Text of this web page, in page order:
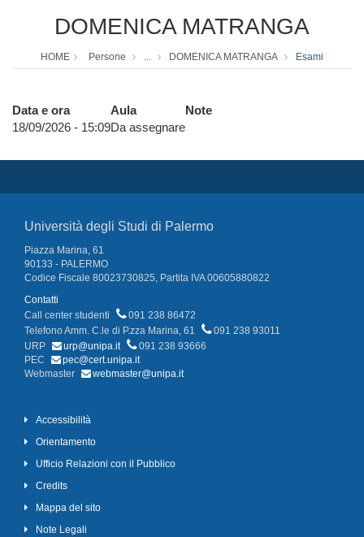
DOMENICA MATRANGA
HOME Persone ... DOMENICA MATRANGA Esami
Data e ora Aula
Note
18/09/2026 - 15:09Da assegnare
Università degli Studi di Palermo
Piazza Marina, 61
90133 - PALERMO
Codice Fiscale 80023730825, Partita IVA 00605880822
Contatti
Call center studenti
091 238 86472
Telefono Amm. C.le di P.zza Marina, 61
091 238 93011
URP
urp@unipa.it
091 238 93666
PEC
pec@cert.unipa.it
Webmaster
webmaster@unipa.it
Accessibilità
Orientamento
Ufficio Relazioni con il Pubblico
Credits
Mappa del sito
Note Legali